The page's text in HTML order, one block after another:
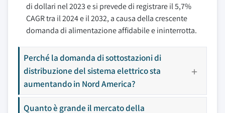
di dollari nel 2023 e si prevede di registrare il 5,7%
CAGR tra il 2024 e il 2032, a causa della crescente
domanda di alimentazione affidabile e ininterrotta.
Perché la domanda di sottostazioni di
distribuzione del sistema elettrico sta
aumentando in Nord America?
Quanto è grande il mercato della